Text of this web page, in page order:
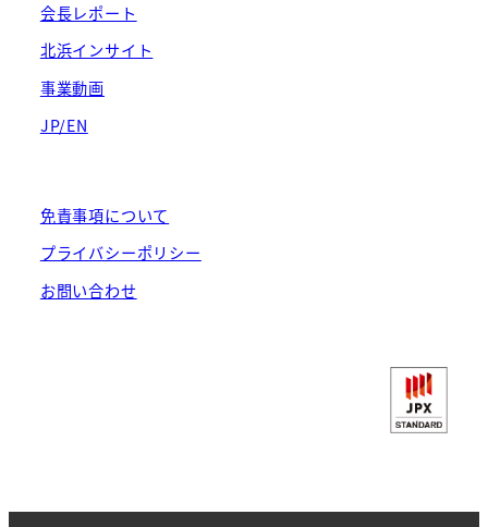
会長レポート
北浜インサイト
事業動画
JP/EN
免責事項について
プライバシーポリシー
お問い合わせ